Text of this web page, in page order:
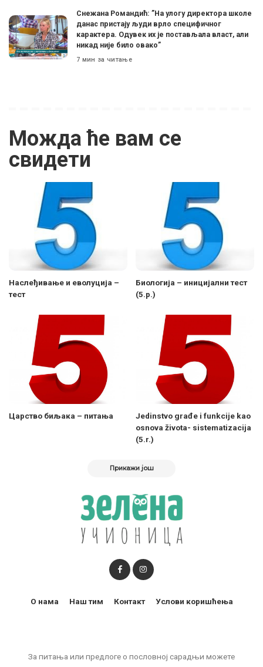
Снежана Романдић: ”На улогу директора школе
данас пристају људи врло специфичног
карактера. Одувек их је постављала власт, али
никад није било овако”
7 мин за читање
Можда ће вам се
свидети
Наслеђивање и еволуција –
тест
Биологија – иницијални тест
(5.р.)
Царство биљака – питања
Jedinstvo građe i funkcije kao
osnova života- sistematizacija
(5.r.)
Прикажи још
За питања или предлоге о пословној сарадњи можете
О нама Наш тим Контакт Услови коришћења